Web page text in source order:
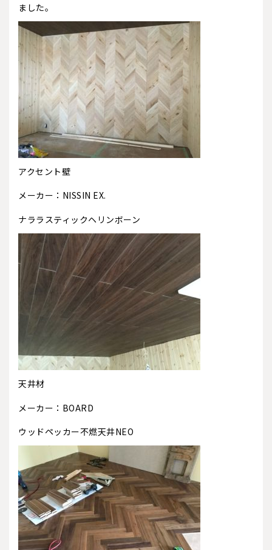
ました。
アクセント壁
メーカー：NISSIN EX.
ナララスティックヘリンボーン
天井材
メーカー：BOARD
ウッドペッカー不燃天井NEO